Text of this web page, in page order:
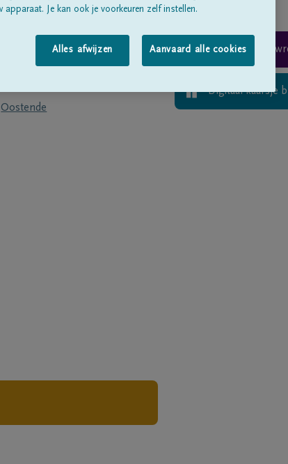
Oostende
Digitaal kaarsje
Je kan ook je voorkeuren zelf instellen.
Alles afwijzen Aanvaard alle cookies